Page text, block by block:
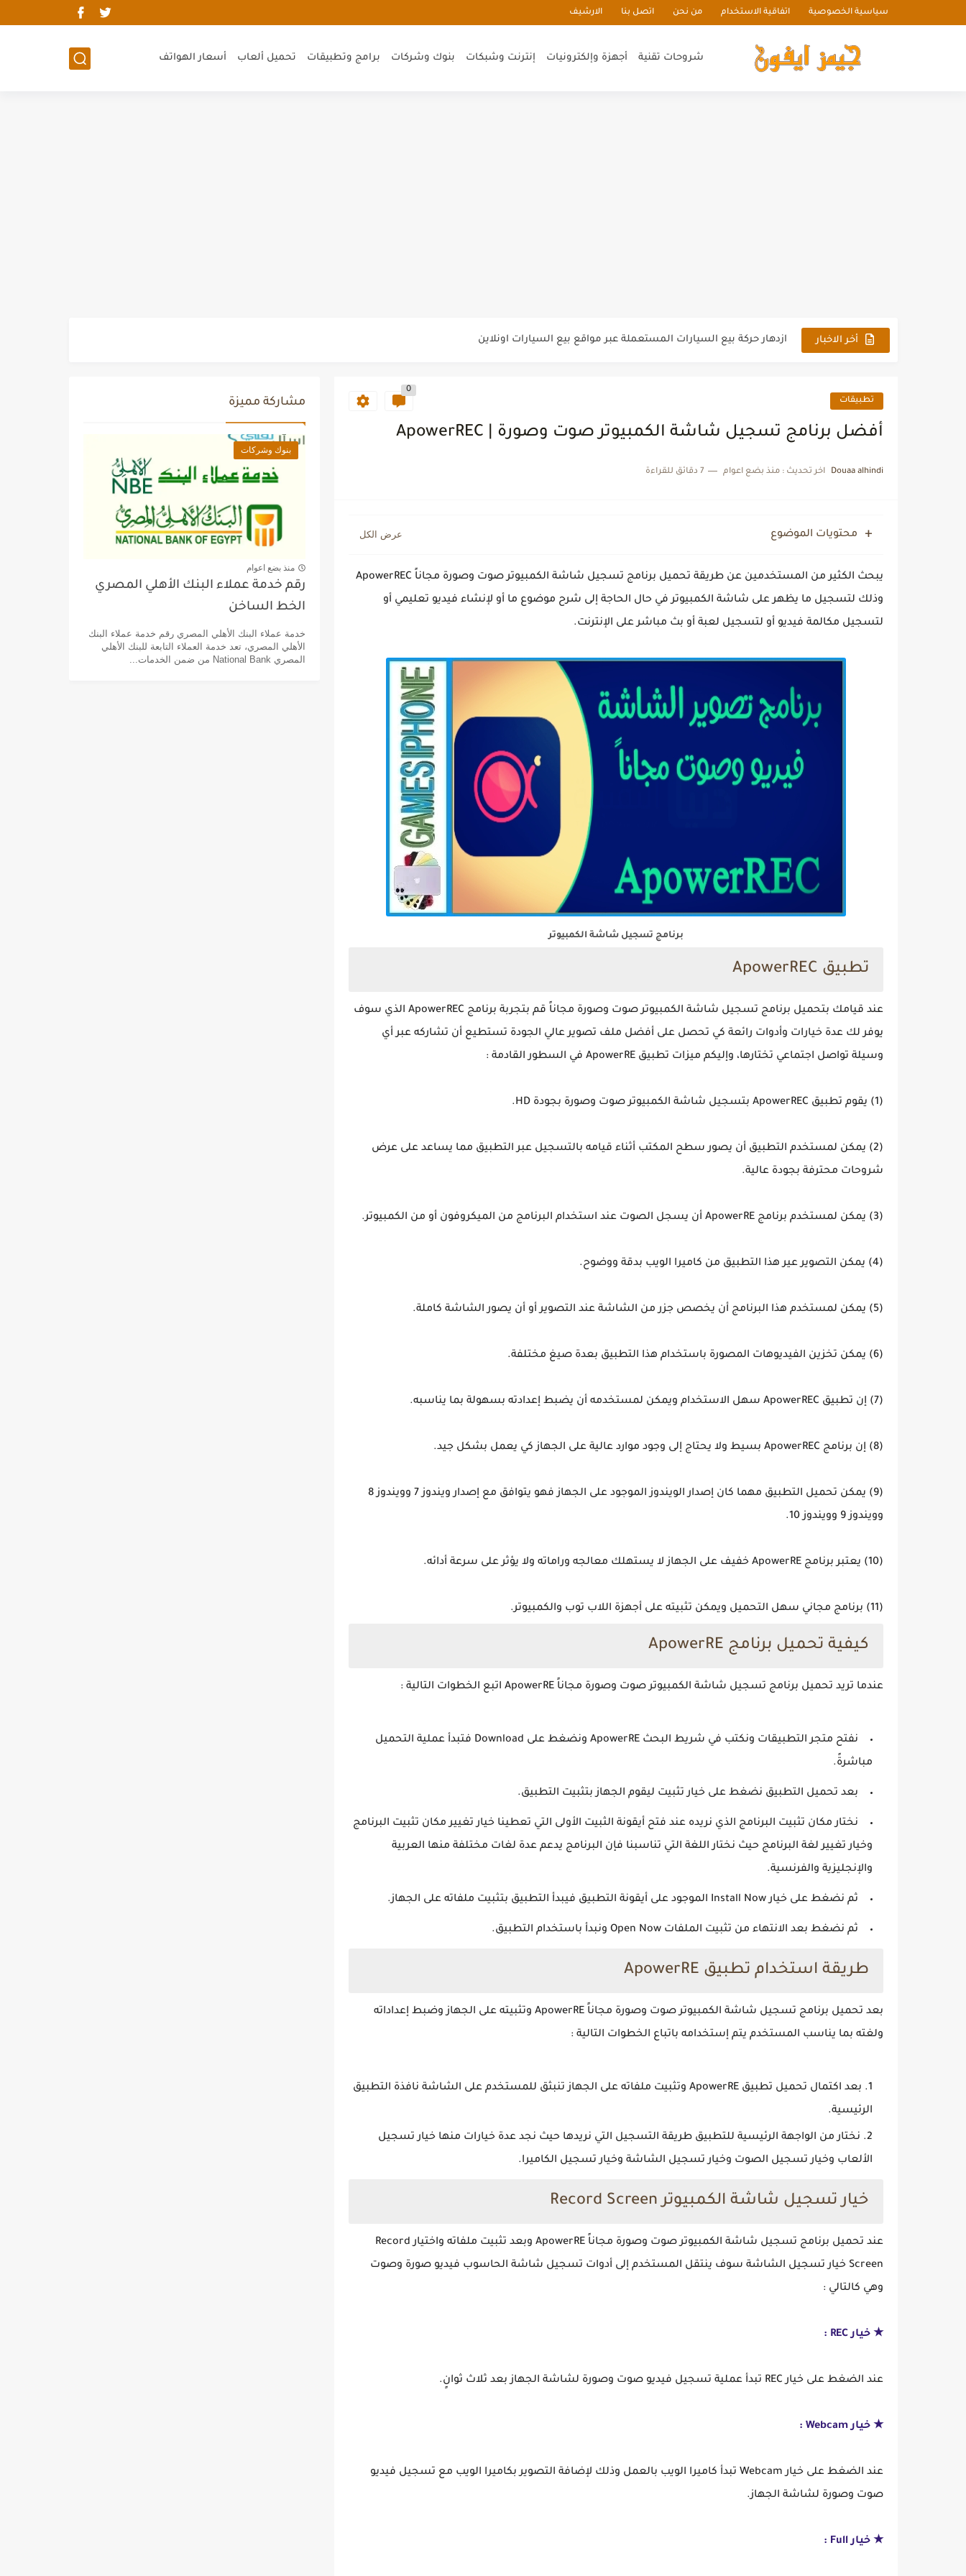
سياسية الخصوصية اتفاقية الاستخدام من نحن اتصل بنا الارشيف
شروحات تقنية أجهزة وإلكترونيات إنترنت وشبكات بنوك وشركات برامج وتطبيقات تحميل ألعاب أسعار الهواتف
أخر الاخبار خدمات الطباعة والسي دي والفلاش توصيل من مؤسسة التحاضير الحديثة
أبرز آنواع كاميرات المراقبة الطابعات
الربح من الإنترنت للمبتدئين: دليلك الشامل لكسب المال اوتوماتيكيا
تطبيقات
0
أفضل برنامج تسجيل شاشة الكمبيوتر صوت وصورة | ApowerREC
Douaa alhindi اخر تحديث :منذ بضع اعوام 7 دقائق للقراءة
محتويات الموضوع
يبحث الكثير من المستخدمين عن طريقة تحميل برنامج تسجيل شاشة الكمبيوتر صوت وصورة مجاناً ApowerREC
وذلك لتسجيل ما يظهر على شاشة الكمبيوتر في حال الحاجة إلى شرح موضوع ما أو لإنشاء فيديو تعليمي أو
لتسجيل مكالمة فيديو أو لتسجيل لعبة أو بث مباشر على الإنترنت.
برنامج تسجيل شاشة الكمبيوتر
تطبيق ApowerREC
عند قيامك بتحميل برنامج تسجيل شاشة الكمبيوتر صوت وصورة مجاناً قم بتجربة برنامج ApowerREC الذي سوف
يوفر لك عدة خيارات وأدوات رائعة كي تحصل على أفضل ملف تصوير عالي الجودة تستطيع أن تشاركه عبر أي
وسيلة تواصل اجتماعي تختارها، وإليكم ميزات تطبيق ApowerRE في السطور القادمة :
(1) يقوم تطبيق ApowerREC بتسجيل شاشة الكمبيوتر صوت وصورة بجودة HD.
(2) يمكن لمستخدم التطبيق أن يصور سطح المكتب أثناء قيامه بالتسجيل عبر التطبيق مما يساعد على عرض
شروحات محترفة بجودة عالية.
(3) يمكن لمستخدم برنامج ApowerRE أن يسجل الصوت عند استخدام البرنامج من الميكروفون أو من الكمبيوتر.
(4) يمكن التصوير عير هذا التطبيق من كاميرا الويب بدقة ووضوح.
(5) يمكن لمستخدم هذا البرنامج أن يخصص جزر من الشاشة عند التصوير أو أن يصور الشاشة كاملة.
(6) يمكن تخزين الفيديوهات المصورة باستخدام هذا التطبيق بعدة صيغ مختلفة.
(7) إن تطبيق ApowerREC سهل الاستخدام ويمكن لمستخدمه أن يضبط إعدادته بسهولة بما يناسبه.
(8) إن برنامج ApowerREC بسيط ولا يحتاج إلى وجود موارد عالية على الجهاز كي يعمل بشكل جيد.
(9) يمكن تحميل التطبيق مهما كان إصدار الويندوز الموجود على الجهاز فهو يتوافق مع إصدار ويندوز 7 وويندوز 8
وويندوز 9 وويندوز 10.
(10) يعتبر برنامج ApowerRE خفيف على الجهاز لا يستهلك معالجه وراماته ولا يؤثر على سرعة أدائه.
(11) برنامج مجاني سهل التحميل ويمكن تثبيته على أجهزة اللاب توب والكمبيوتر.
كيفية تحميل برنامج ApowerRE
عندما تريد تحميل برنامج تسجيل شاشة الكمبيوتر صوت وصورة مجاناً ApowerRE اتبع الخطوات التالية :
نفتح متجر التطبيقات ونكتب في شريط البحث ApowerRE ونضغط على Download فتبدأ عملية التحميل
مباشرةً.
بعد تحميل التطبيق نضغط على خيار تثبيت ليقوم الجهاز بتثبيت التطبيق.
نختار مكان تثبيت البرنامج الذي نريده عند فتح أيقونة الثبيت الأولى التي تعطينا خيار تغيير مكان تثبيت البرنامج
وخيار تغيير لغة البرنامج حيث نختار اللغة التي تناسبنا فإن البرنامج يدعم عدة لغات مختلفة منها العربية
والإنجليزية والفرنسية.
ثم نضغط على خيار Install Now الموجود على أيقونة التطبيق فيبدأ التطبيق بتثبيت ملفاته على الجهاز.
ثم نضغط بعد الانتهاء من تثبيت الملفات Open Now ونبدأ باستخدام التطبيق.
طريقة استخدام تطبيق ApowerRE
بعد تحميل برنامج تسجيل شاشة الكمبيوتر صوت وصورة مجاناً ApowerRE وتثبيته على الجهاز وضبط إعداداته
ولغته بما يناسب المستخدم يتم إستخدامه باتباع الخطوات التالية :
بعد اكتمال تحميل تطبيق ApowerRE وتثبيت ملفاته على الجهاز تنبثق للمستخدم على الشاشة نافذة التطبيق
الرئيسية.
نختار من الواجهة الرئيسية للتطبيق طريقة التسجيل التي نريدها حيث نجد عدة خيارات منها خيار تسجيل
الألعاب وخيار تسجيل الصوت وخيار تسجيل الشاشة وخيار تسجيل الكاميرا.
خيار تسجيل شاشة الكمبيوتر Record Screen
عند تحميل برنامج تسجيل شاشة الكمبيوتر صوت وصورة مجاناً ApowerRE وبعد تثبيت ملفاته واختيار Record
Screen خيار تسجيل الشاشة سوف ينتقل المستخدم إلى أدوات تسجيل شاشة الحاسوب فيديو صورة وصوت
وهي كالتالي :
★ خيار REC :
عند الضغط على خيار REC تبدأ عملية تسجيل فيديو صوت وصورة لشاشة الجهاز بعد ثلاث ثوانٍ.
★ خيار Webcam :
عند الضغط على خيار Webcam تبدأ كاميرا الويب بالعمل وذلك لإضافة التصوير بكاميرا الويب مع تسجيل فيديو
صوت وصورة لشاشة الجهاز.
★ خيار Full :
مشاركة مميزة
بنوك وشركات
منذ بضع اعوام
رقم خدمة عملاء البنك الأهلي المصري
الخط الساخن
خدمة عملاء البنك الأهلي المصري رقم خدمة عملاء البنك
الأهلي المصري، تعد خدمة العملاء التابعة للبنك الأهلي
المصري National Bank من ضمن الخدمات...